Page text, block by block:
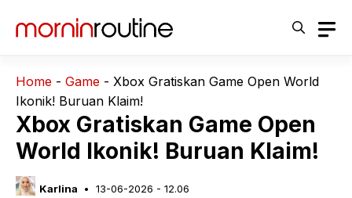
Home - Game - Xbox Gratiskan Game Open World
Ikonik! Buruan Klaim!
Xbox Gratiskan Game Open
World Ikonik! Buruan Klaim!
Karlina 13-06-2026 - 12.06